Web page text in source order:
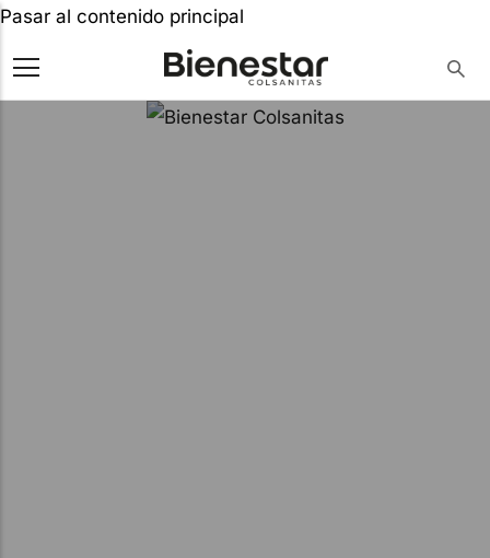
Pasar al contenido principal